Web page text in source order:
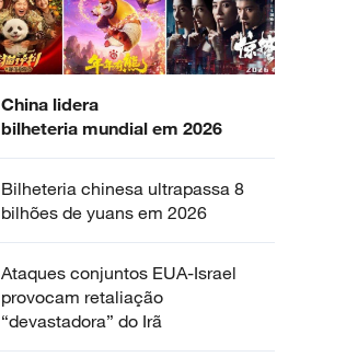
China lidera
bilheteria mundial em 2026
Bilheteria chinesa ultrapassa 8
bilhões de yuans em 2026
Ataques conjuntos EUA-Israel
provocam retaliação
“devastadora” do Irã